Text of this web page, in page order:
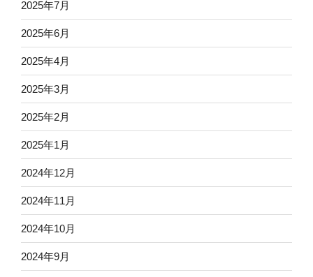
2025年7月
2025年6月
2025年4月
2025年3月
2025年2月
2025年1月
2024年12月
2024年11月
2024年10月
2024年9月